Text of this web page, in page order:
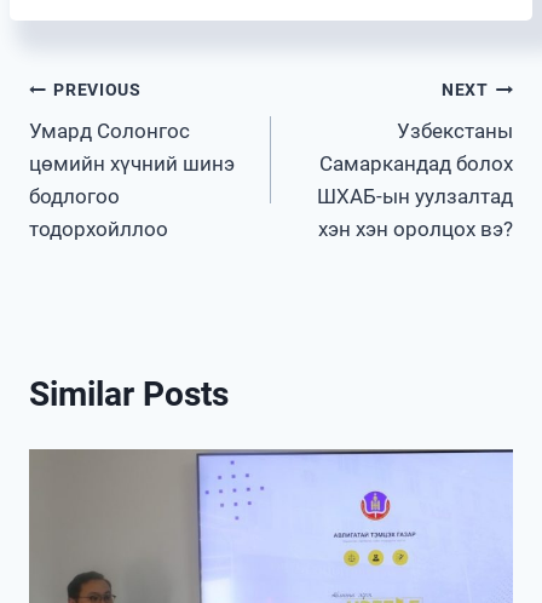
Post
navigation
PREVIOUS
Умард Солонгос
цөмийн хүчний шинэ
бодлогоо
тодорхойллоо
NEXT
Узбекстаны
Самаркандад болох
ШХАБ-ын уулзалтад
хэн хэн оролцох вэ?
Similar Posts